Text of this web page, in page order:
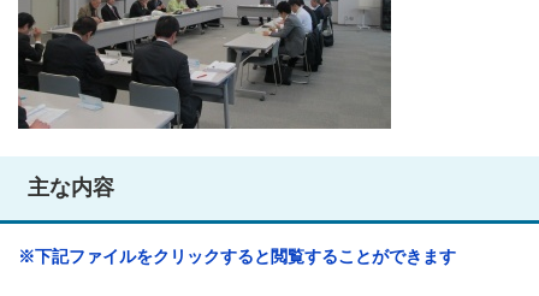
主な内容
※下記ファイルをクリックすると閲覧することができます